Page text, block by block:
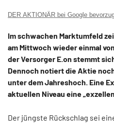
DER AKTIONÄR bei Google
Im schwachen Marktumfeld
am Mittwoch wieder einmal
der Versorger E.on stemmt
Dennoch notiert die Aktie
unter dem Jahreshoch. Eine
aktuellen Niveau eine
Der jüngste Rückschlag sei